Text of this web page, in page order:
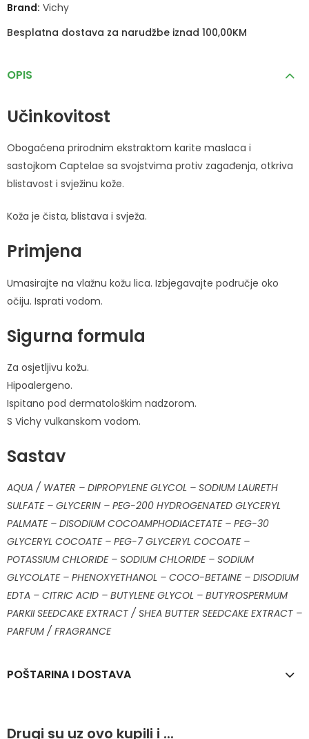
Brand: Vichy
Besplatna dostava za narudžbe iznad 100,00KM
OPIS
Učinkovitost
Obogaćena prirodnim ekstraktom karite maslaca i
sastojkom Captelae sa svojstvima protiv zagađenja, otkriva
blistavost i svježinu kože.
Koža je čista, blistava i svježa.
Primjena
Umasirajte na vlažnu kožu lica. Izbjegavajte područje oko
očiju. Isprati vodom.
Sigurna formula
Za osjetljivu kožu.
Hipoalergeno.
Ispitano pod dermatološkim nadzorom.
S Vichy vulkanskom vodom.
Sastav
AQUA / WATER – DIPROPYLENE GLYCOL – SODIUM LAURETH
SULFATE – GLYCERIN – PEG-200 HYDROGENATED GLYCERYL
PALMATE – DISODIUM COCOAMPHODIACETATE – PEG-30
GLYCERYL COCOATE – PEG-7 GLYCERYL COCOATE –
POTASSIUM CHLORIDE – SODIUM CHLORIDE – SODIUM
GLYCOLATE – PHENOXYETHANOL – COCO-BETAINE – DISODIUM
EDTA – CITRIC ACID – BUTYLENE GLYCOL – BUTYROSPERMUM
PARKII SEEDCAKE EXTRACT / SHEA BUTTER SEEDCAKE EXTRACT –
PARFUM / FRAGRANCE
POŠTARINA I DOSTAVA
Drugi su uz ovo kupili i ...